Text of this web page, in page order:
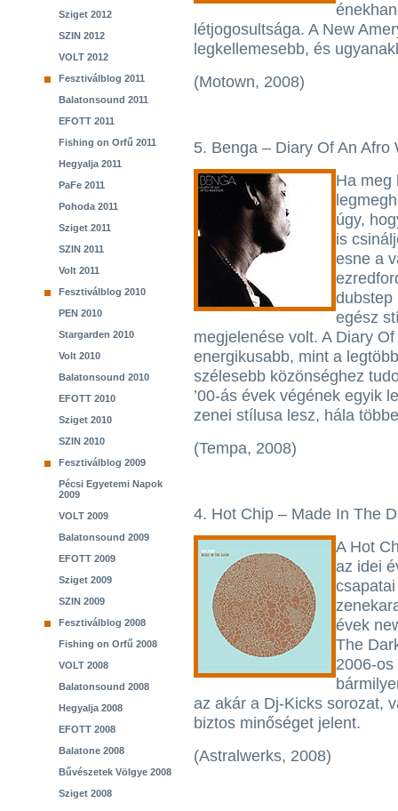
Sziget 2012
SZIN 2012
VOLT 2012
Fesztiválblog 2011
Balatonsound 2011
EFOTT 2011
Fishing on Orfű 2011
Hegyalja 2011
PaFe 2011
Pohoda 2011
Sziget 2011
SZIN 2011
Volt 2011
Fesztiválblog 2010
PEN 2010
Stargarden 2010
Volt 2010
Balatonsound 2010
EFOTT 2010
Sziget 2010
SZIN 2010
Fesztiválblog 2009
Pécsi Egyetemi Napok
2009
VOLT 2009
Balatonsound 2009
EFOTT 2009
Sziget 2009
SZIN 2009
Fesztiválblog 2008
Fishing on Orfű 2008
VOLT 2008
Balatonsound 2008
Hegyalja 2008
EFOTT 2008
Balatone 2008
Bűvészetek Völgye 2008
Sziget 2008
létjogosultsága. A New
legkellemesebb, és
(Motown, 2008)
5. Benga – Diary Of An Afro
Ha meg
úgy,
is
esne a
dubstep
egész
megjelenése volt. A Diary
energikusabb, mint a
szélesebb közönséghez
’00-ás évek végének egyik
zenei stílusa lesz, hála
(Tempa, 2008)
4. Hot Chip – Made In The
A Hot
az idei
évek
The
2006-
az akár a Dj-Kicks sorozat,
biztos minőséget jelent.
(Astralwerks, 2008)